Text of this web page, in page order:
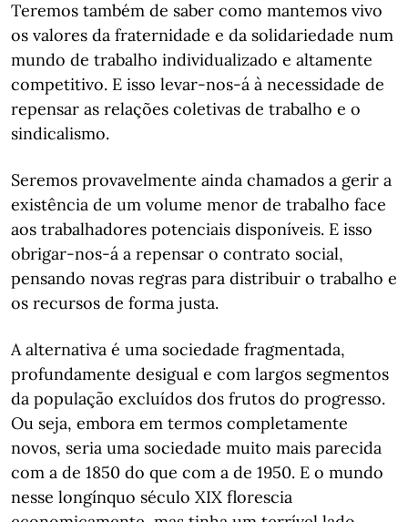
Teremos também de saber como mantemos vivo
os valores da fraternidade e da solidariedade num
mundo de trabalho individualizado e altamente
competitivo. E isso levar-nos-á à necessidade de
repensar as relações coletivas de trabalho e o
sindicalismo.
Seremos provavelmente ainda chamados a gerir a
existência de um volume menor de trabalho face
aos trabalhadores potenciais disponíveis. E isso
obrigar-nos-á a repensar o contrato social,
pensando novas regras para distribuir o trabalho e
os recursos de forma justa.
A alternativa é uma sociedade fragmentada,
profundamente desigual e com largos segmentos
da população excluídos dos frutos do progresso.
Ou seja, embora em termos completamente
novos, seria uma sociedade muito mais parecida
com a de 1850 do que com a de 1950. E o mundo
nesse longínquo século XIX florescia